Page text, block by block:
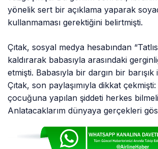
yönelik sert bir açıklama yaparak
kullanmaması gerektiğini belirtmişti.
Çıtak, sosyal medya hesabından
kaldırarak babasıyla arasındaki
etmişti. Babasıyla bir dargın bir
Çıtak, son paylaşımıyla dikkat çekmişti:
çocuğuna yapılan şiddeti herkes
Anlatacaklarım dünyaya gerçekleri